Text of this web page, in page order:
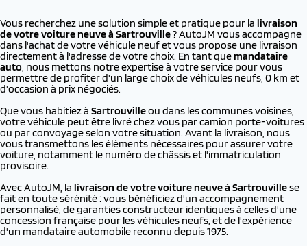
Vous recherchez une solution simple et pratique pour la livraison
de votre voiture neuve à Sartrouville? AutoJM vous accompagne
dans l'achat de votre véhicule neuf et vous propose une livraison
directement à l'adresse de votre choix. En tant quemandataire
auto, nous mettons notre expertise à votre service pour vous
permettre de profiter d'un large choix de véhicules neufs, 0 km et
d'occasion à prix négociés.
Que vous habitiez à Sartrouvilleou dans les communes voisines,
votre véhicule peut être livré chez vous par camion porte-voitures
ou par convoyage selon votre situation. Avant la livraison, nous
vous transmettons les éléments nécessaires pour assurer votre
voiture, notamment le numéro de châssis et l'immatriculation
provisoire.
Avec AutoJM, la livraison de votre voiture neuve à Sartrouvillese
fait en toute sérénité : vous bénéficiez d'un accompagnement
personnalisé, de garanties constructeur identiques à celles d'une
concession française pour les véhicules neufs, et de l'expérience
d'un mandataire automobile reconnu depuis 1975.